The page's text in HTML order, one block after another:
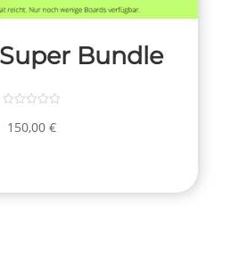
Bundle
150,00 €